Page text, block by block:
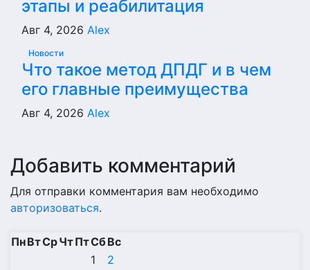
этапы и реабилитация
Авг 4, 2026 Alex
Новости
Что такое метод ДПДГ и в чем
его главные преимущества
Авг 4, 2026 Alex
Добавить комментарий
Для отправки комментария вам необходимо
авторизоваться.
ПнВтСрЧтПтСбВс
1
2